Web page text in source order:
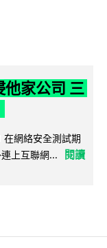
家公司 三
網絡安全測試期
上互聯網...
閱讀